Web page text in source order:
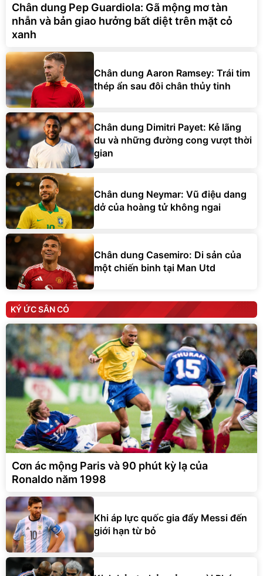
Chân dung Pep Guardiola: Gã mộng mơ tàn
nhẫn và bản giao hưởng bất diệt trên mặt cỏ
xanh
Chân dung Aaron Ramsey: Trái tim
thép ẩn sau đôi chân thủy tinh
Chân dung Dimitri Payet: Kẻ lãng
du và những đường cong vượt thời
gian
Chân dung Neymar: Vũ điệu dang
dở của hoàng tử không ngai
Chân dung Casemiro: Di sản của
một chiến binh tại Man Utd
KÝ ỨC SÂN CỎ
Cơn ác mộng Paris và 90 phút kỳ lạ của
Ronaldo năm 1998
Khi áp lực quốc gia đẩy Messi đến
giới hạn từ bỏ